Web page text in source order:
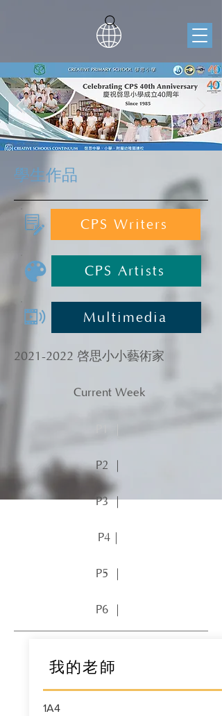
學生作品
CPS Writers
CPS Artists
Multimedia
2021-2022 啓思小小藝術家
Current Week
P2 ｜
P3 ｜
P4｜
P5 ｜
P6 ｜
我的老師
1A4